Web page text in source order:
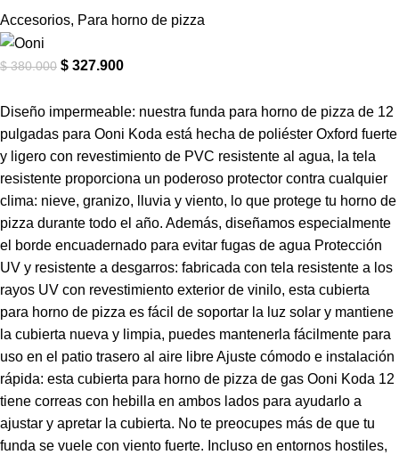
Accesorios, Para horno de pizza
$380.000 $ 327.900
Diseño impermeable: nuestra funda para horno de pizza de 12
pulgadas para Ooni Koda está hecha de poliéster Oxford fuerte
y ligero con revestimiento de PVC resistente al agua, la tela
resistente proporciona un poderoso protector contra cualquier
clima: nieve, granizo, lluvia y viento, lo que protege tu horno de
pizza durante todo el año. Además, diseñamos especialmente
el borde encuadernado para evitar fugas de agua Protección
UV y resistente a desgarros: fabricada con tela resistente a los
rayos UV con revestimiento exterior de vinilo, esta cubierta
para horno de pizza es fácil de soportar la luz solar y mantiene
la cubierta nueva y limpia, puedes mantenerla fácilmente para
uso en el patio trasero al aire libre Ajuste cómodo e instalación
rápida: esta cubierta para horno de pizza de gas Ooni Koda 12
tiene correas con hebilla en ambos lados para ayudarlo a
ajustar y apretar la cubierta. No te preocupes más de que tu
funda se vuele con viento fuerte. Incluso en entornos hostiles,